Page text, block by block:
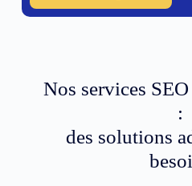
Nos services SEO
:
des solutions